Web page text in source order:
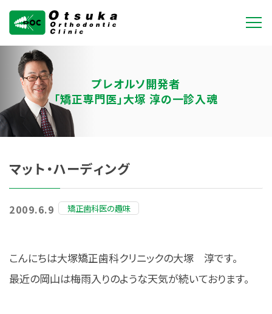
大塚矯正歯科クリニ
ック
プレオルソ開発者
「矯正専門医」大塚 淳の一診入魂
マット・ハーディング
2009.6.9 矯正歯科医の趣味
こんにちは大塚矯正歯科クリニックの大塚 淳です。
最近の岡山は梅雨入りのような天気が続いております。